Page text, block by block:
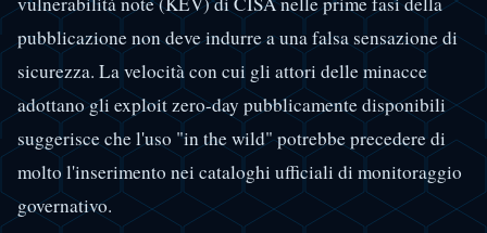
pubblicazione non deve indurre a una falsa sensazione di
sicurezza. La velocità con cui gli attori delle minacce
adottano gli exploit zero-day pubblicamente disponibili
suggerisce che l'uso "in the wild" potrebbe precedere di
molto l'inserimento nei cataloghi ufficiali di monitoraggio
governativo.